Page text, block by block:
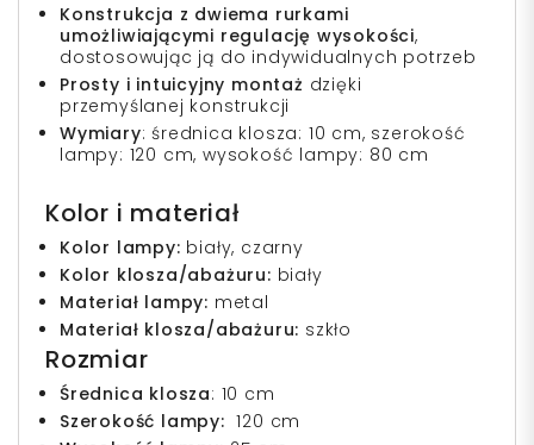
Konstrukcja z dwiema rurkami
umożliwiającymi regulację wysokości,
dostosowując ją do indywidualnych potrzeb
Prosty i intuicyjny montaż dzięki
przemyślanej konstrukcji
Wymiary: średnica klosza: 10 cm, szerokość
lampy: 120 cm, wysokość lampy: 80 cm
Kolor i materiał
Kolor lampy: biały, czarny
Kolor klosza/abażuru: biały
Materiał lampy: metal
Materiał klosza/abażuru: szkło
Rozmiar
Średnica klosza: 10 cm
Szerokość lampy: 120 cm